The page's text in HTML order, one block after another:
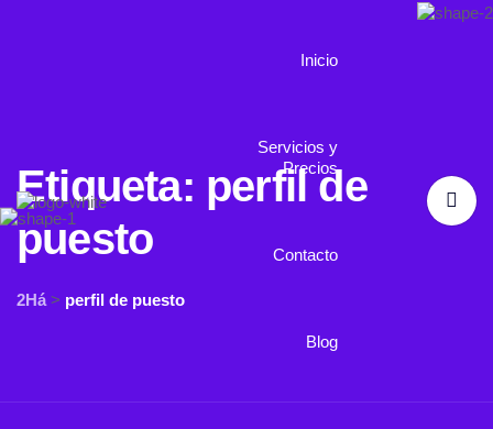
Inicio
Servicios y
Precios
Contacto
Blog
Etiqueta: perfil de
puesto
2Há > perfil de puesto